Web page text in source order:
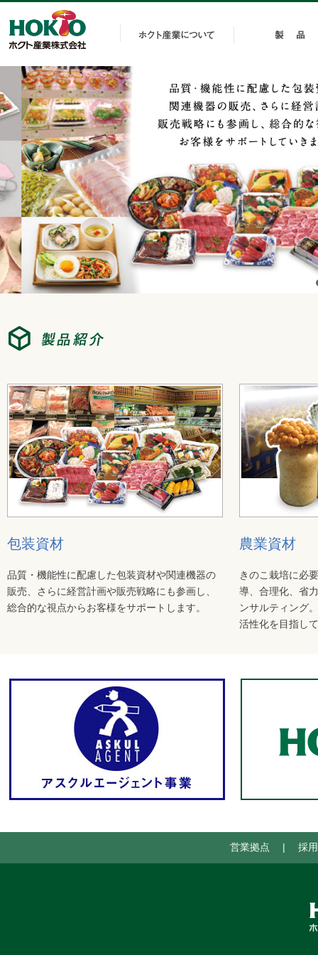
包装資材
品質・機能性に配慮した包装資材や関連機器の
販売、さらに経営計画や販売戦略にも参画し、
総合的な視点からお客様をサポートします。
農業資材
きのこ栽培に必
導、合理化、省
ンサルティング
活性化を目指し
営業拠点 | 採